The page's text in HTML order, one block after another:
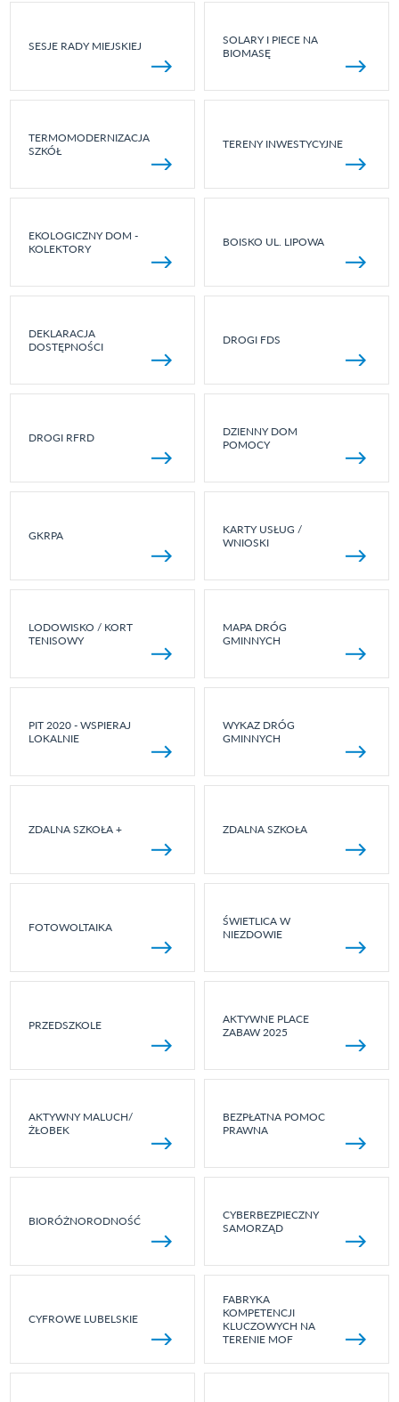
SESJE RADY MIEJSKIEJ
SOLARY I PIECE NA
BIOMASĘ
TERMOMODERNIZACJA
SZKÓŁ
TERENY INWESTYCYJNE
EKOLOGICZNY DOM -
KOLEKTORY
BOISKO UL. LIPOWA
DEKLARACJA
DOSTĘPNOŚCI
DROGI FDS
DROGI RFRD
DZIENNY DOM
POMOCY
GKRPA
KARTY USŁUG /
WNIOSKI
LODOWISKO / KORT
TENISOWY
MAPA DRÓG
GMINNYCH
PIT 2020 - WSPIERAJ
LOKALNIE
WYKAZ DRÓG
GMINNYCH
ZDALNA SZKOŁA + ZDALNA SZKOŁA
FOTOWOLTAIKA
ŚWIETLICA W
NIEZDOWIE
PRZEDSZKOLE
AKTYWNE PLACE
ZABAW 2025
AKTYWNY MALUCH/
ŻŁOBEK
BEZPŁATNA POMOC
PRAWNA
BIORÓŻNORODNOŚĆ
CYBERBEZPIECZNY
SAMORZĄD
CYFROWE LUBELSKIE
FABRYKA
KOMPETENCJI
KLUCZOWYCH NA
TERENIE MOF